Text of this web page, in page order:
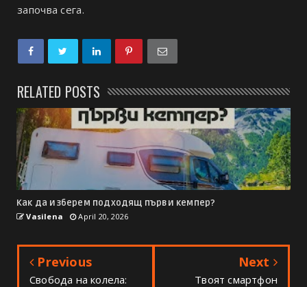
започва сега.
RELATED POSTS
Как да изберем подходящ първи кемпер?
Vasilena April 20, 2026
Previous
Свобода на колела:
Next
Твоят смартфон